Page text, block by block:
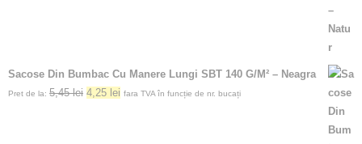
Sacose Din Bumbac Cu Manere Lungi SBT 140 G/M² – Neagra
Pret de la: 5,45lei 4,25 lei fara TVA în funcție de nr. bucați